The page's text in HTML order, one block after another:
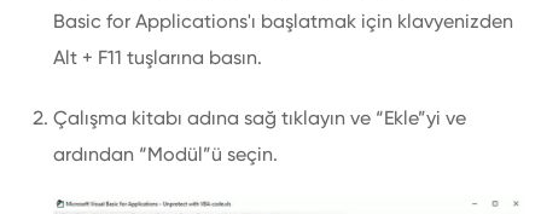
Basic for Applications'ı başlatmak için klavyenizden
Alt + F11 tuşlarına basın.
Çalışma kitabı adına sağ tıklayın ve “Ekle”yi ve
ardından “Modül”ü seçin.